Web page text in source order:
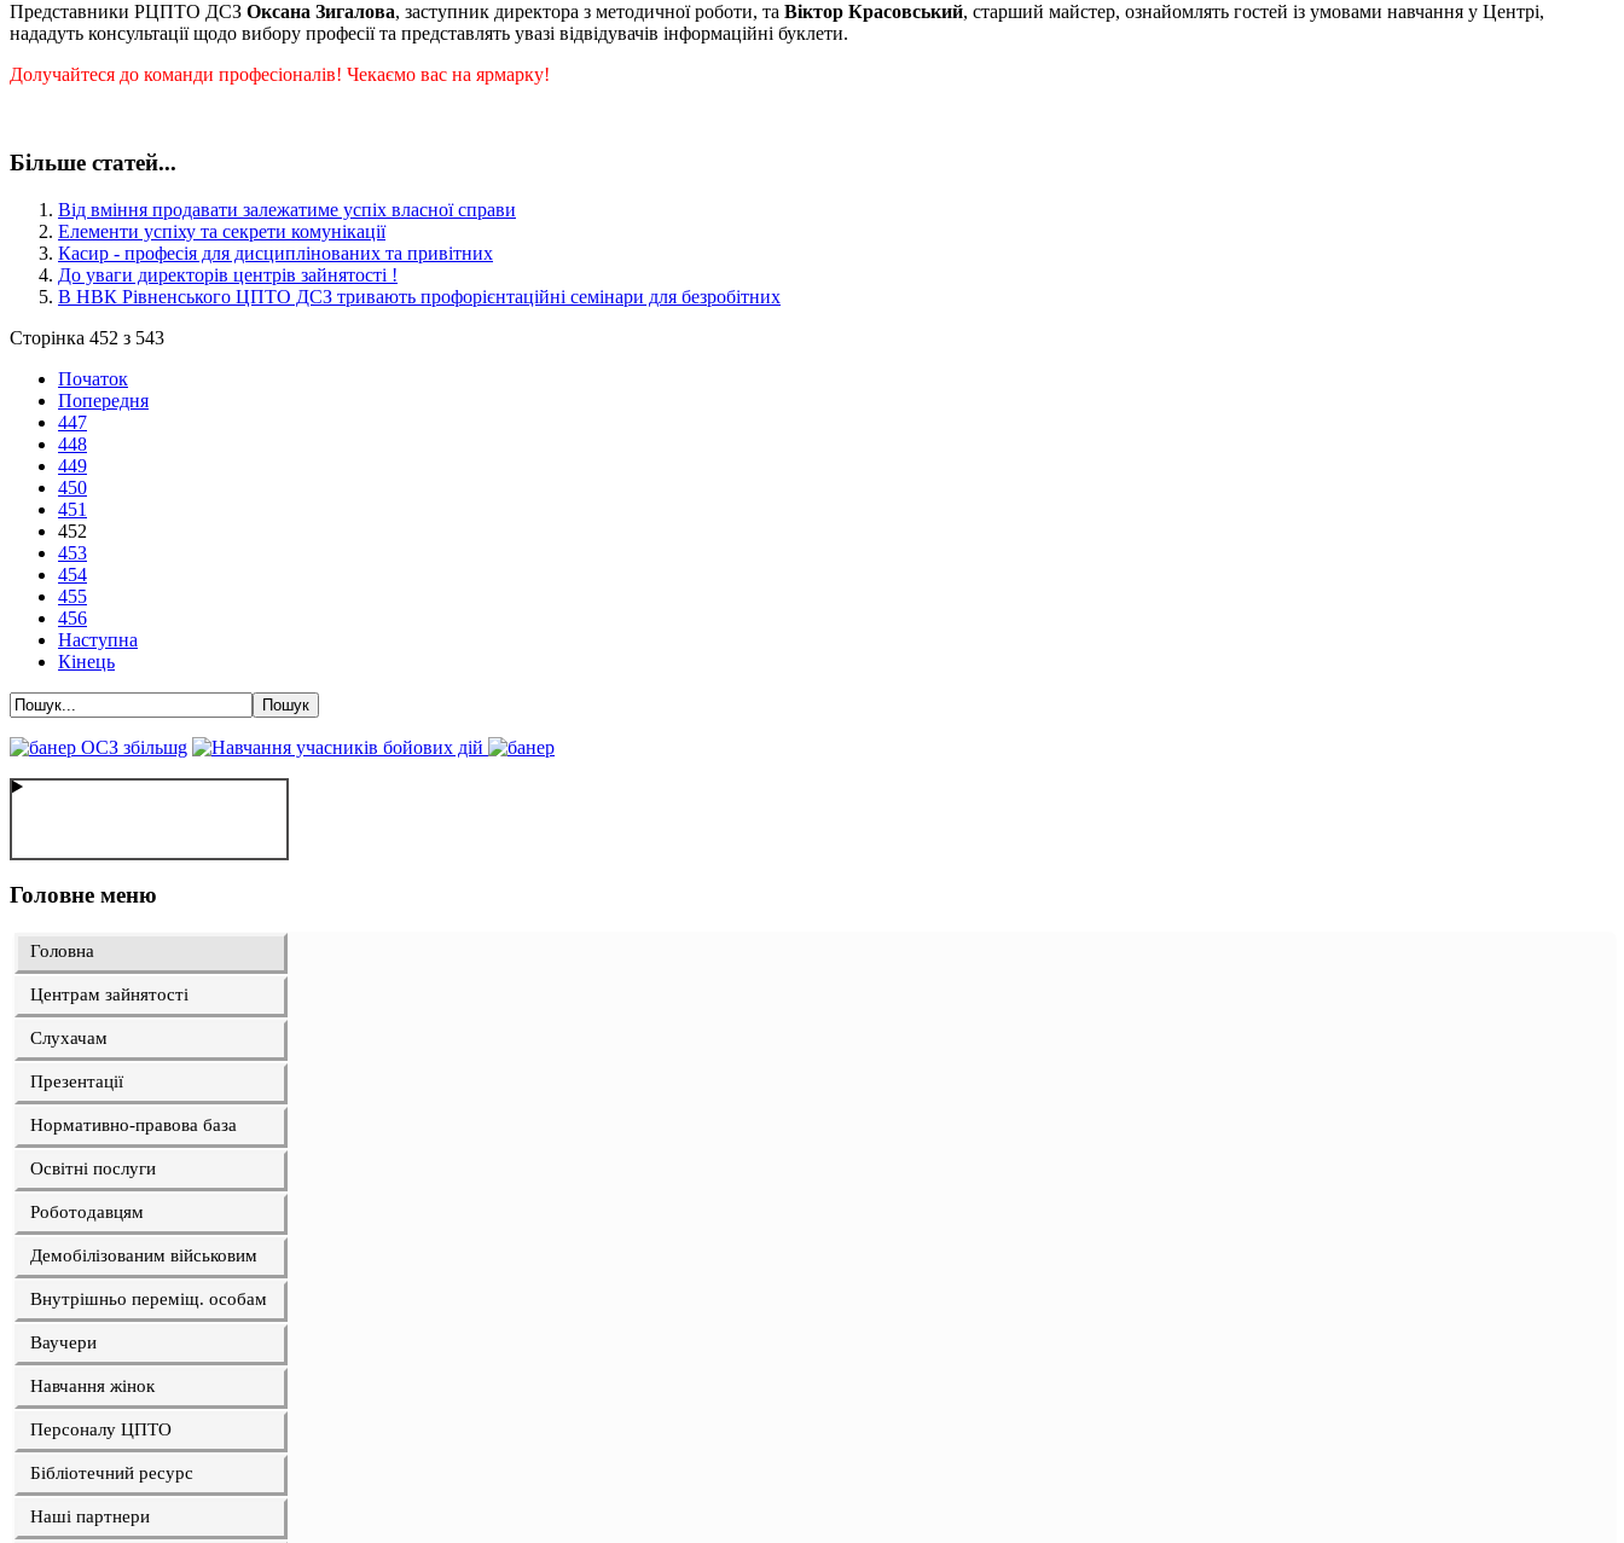
Представники РЦПТО ДСЗ Оксана Зигалова, заступник директора з методичної роботи, та Віктор Красовський, старший майстер, ознайомлять гостей із умовами навчання у Центрі,
нададуть консультації щодо вибору професії та представлять увазі відвідувачів інформаційні буклети.
Долучайтеся до команди професіоналів! Чекаємо вас на ярмарку!
Більше статей...
Від вміння продавати залежатиме успіх власної справи
Елементи успіху та секрети комунікації
Касир - професія для дисциплінованих та привітних
До уваги директорів центрів зайнятості !
В НВК Рівненського ЦПТО ДСЗ тривають профорієнтаційні семінари для безробітних
Сторінка 452 з 543
Початок
Попередня
447
448
449
450
451
452
453
454
455
456
Наступна
Кінець
Головне меню
Головна
Центрам зайнятості
Слухачам
Презентації
Нормативно-правова база
Освітні послуги
Роботодавцям
Демобілізованим військовим
Внутрішньо переміщ. особам
Ваучери
Навчання жінок
Персоналу ЦПТО
Бібліотечний ресурс
Наші партнери